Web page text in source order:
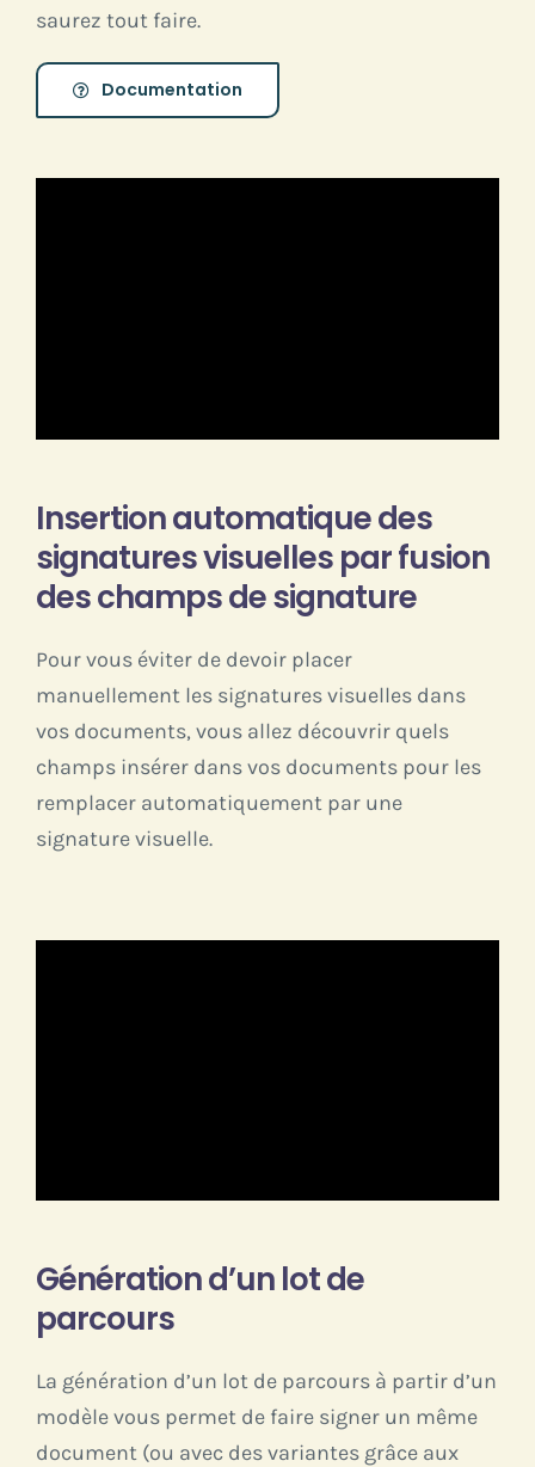
saurez tout faire.
Documentation
Insertion automatique des
signatures visuelles par fusion
des champs de signature
Pour vous éviter de devoir placer
manuellement les signatures visuelles dans
vos documents, vous allez découvrir quels
champs insérer dans vos documents pour les
remplacer automatiquement par une
signature visuelle.
Génération d’un lot de
parcours
La génération d’un lot de parcours à partir d’un
modèle vous permet de faire signer un même
document (ou avec des variantes grâce aux